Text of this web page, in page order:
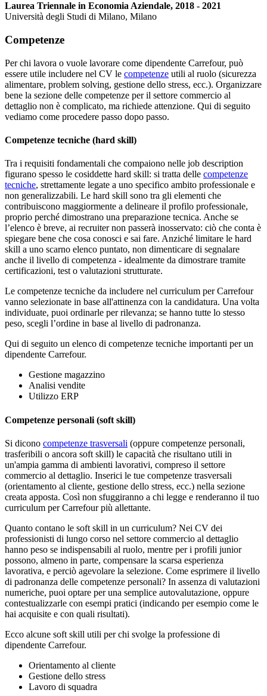
Laurea Triennale in Economia Aziendale, 2018 - 2021
Università degli Studi di Milano, Milano
Competenze
Per chi lavora o vuole lavorare come dipendente Carrefour, può
essere utile includere nel CV le competenze utili al ruolo (sicurezza
alimentare, problem solving, gestione dello stress, ecc.). Organizzare
bene la sezione delle competenze per il settore commercio al
dettaglio non è complicato, ma richiede attenzione. Qui di seguito
vediamo come procedere passo dopo passo.
Competenze tecniche (hard skill)
Tra i requisiti fondamentali che compaiono nelle job description
figurano spesso le cosiddette hard skill: si tratta delle competenze
tecniche, strettamente legate a uno specifico ambito professionale e
non generalizzabili. Le hard skill sono tra gli elementi che
contribuiscono maggiormente a delineare il profilo professionale,
proprio perché dimostrano una preparazione tecnica. Anche se
l’elenco è breve, ai recruiter non passerà inosservato: ciò che conta è
spiegare bene che cosa conosci e sai fare. Anziché limitare le hard
skill a uno scarno elenco puntato, non dimenticare di segnalare
anche il livello di competenza - idealmente da dimostrare tramite
certificazioni, test o valutazioni strutturate.
Le competenze tecniche da includere nel curriculum per Carrefour
vanno selezionate in base all'attinenza con la candidatura. Una volta
individuate, puoi ordinarle per rilevanza; se hanno tutte lo stesso
peso, scegli l’ordine in base al livello di padronanza.
Qui di seguito un elenco di competenze tecniche importanti per un
dipendente Carrefour.
Gestione magazzino
Analisi vendite
Utilizzo ERP
Competenze personali (soft skill)
Si dicono competenze trasversali (oppure competenze personali,
trasferibili o ancora soft skill) le capacità che risultano utili in
un'ampia gamma di ambienti lavorativi, compreso il settore
commercio al dettaglio. Inserici le tue competenze trasversali
(orientamento al cliente, gestione dello stress, ecc.) nella sezione
creata apposta. Così non sfuggiranno a chi legge e renderanno il tuo
curriculum per Carrefour più allettante.
Quanto contano le soft skill in un curriculum? Nei CV dei
professionisti di lungo corso nel settore commercio al dettaglio
hanno peso se indispensabili al ruolo, mentre per i profili junior
possono, almeno in parte, compensare la scarsa esperienza
lavorativa, e perciò agevolare la selezione. Come esprimere il livello
di padronanza delle competenze personali? In assenza di valutazioni
numeriche, puoi optare per una semplice autovalutazione, oppure
contestualizzarle con esempi pratici (indicando per esempio come le
hai acquisite e con quali risultati).
Ecco alcune soft skill utili per chi svolge la professione di
dipendente Carrefour.
Orientamento al cliente
Gestione dello stress
Lavoro di squadra